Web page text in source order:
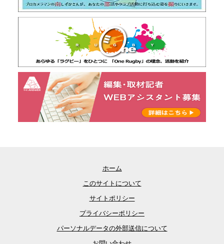
ホーム
このサイトについて
サイトポリシー
プライバシーポリシー
パーソナルデータの外部送信について